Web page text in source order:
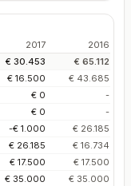
2017
2016
€ 30.453
€ 65.112
€ 16.500
€ 43.685
€ 0
-
€ 0
-
-€ 1.000
€ 26.185
€ 26.185
€ 16.734
€ 17.500
€ 17.500
€ 35.000
€ 35.000